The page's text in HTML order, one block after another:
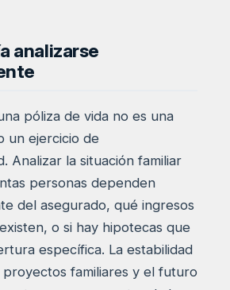
analizarse
póliza de vida no es una
un ejercicio de
Analizar la situación familiar
personas dependen
del asegurado, qué ingresos
o si hay hipotecas que
específica. La estabilidad
proyectos familiares y el futuro